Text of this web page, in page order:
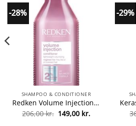
-28%
SHAMPOO & CONDITIONER
Redken Volume Injection Conditioner 300 ml fra Redken
206,00kr. Den
oprindelige
149,00 kr.Den
-29%